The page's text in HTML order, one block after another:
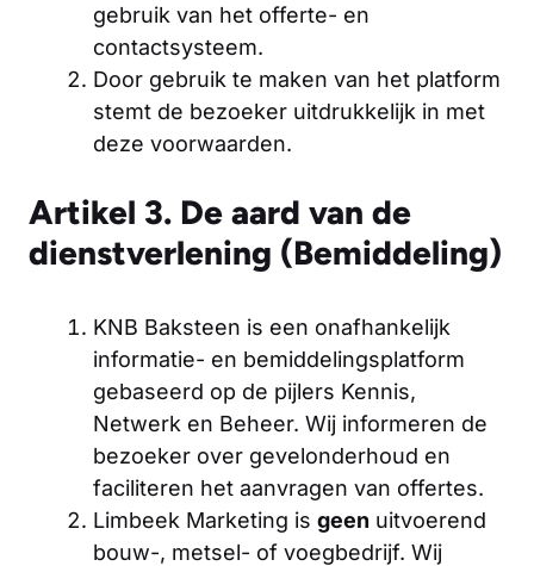
gebruik van het offerte- en
contactsysteem.
Door gebruik te maken van het platform
stemt de bezoeker uitdrukkelijk in met
deze voorwaarden.
Artikel 3. De aard van de
dienstverlening (Bemiddeling)
KNB Baksteen is een onafhankelijk
informatie- en bemiddelingsplatform
gebaseerd op de pijlers Kennis,
Netwerk en Beheer. Wij informeren de
bezoeker over gevelonderhoud en
faciliteren het aanvragen van offertes.
Limbeek Marketing is geen uitvoerend
bouw-, metsel- of voegbedrijf. Wij